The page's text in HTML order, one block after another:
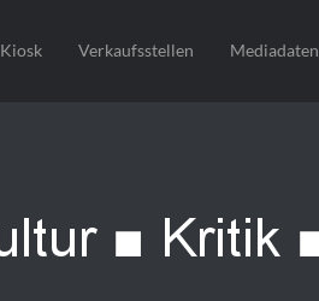
Kiosk Verkaufsstellen Mediadaten